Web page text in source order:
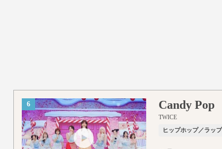
6 Candy Pop
TWICE
ヒップホップ／ラップ